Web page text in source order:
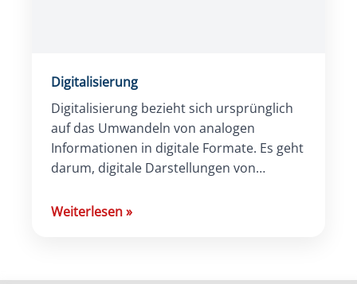
Digitalisierung
Digitalisierung bezieht sich ursprünglich
auf das Umwandeln von analogen
Informationen in digitale Formate. Es geht
darum, digitale Darstellungen von
Objekten oder Ereignissen zu schaffen.
Weiterlesen»